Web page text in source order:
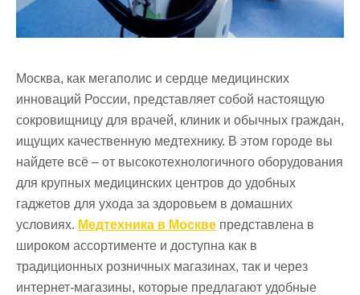
Москва, как мегаполис и сердце медицинских
инноваций России, представляет собой настоящую
сокровищницу для врачей, клиник и обычных граждан,
ищущих качественную медтехнику. В этом городе вы
найдете всё – от высокотехнологичного оборудования
для крупных медицинских центров до удобных
гаджетов для ухода за здоровьем в домашних
условиях. Медтехника в Москве представлена в
широком ассортименте и доступна как в
традиционных розничных магазинах, так и через
интернет-магазины, которые предлагают удобные